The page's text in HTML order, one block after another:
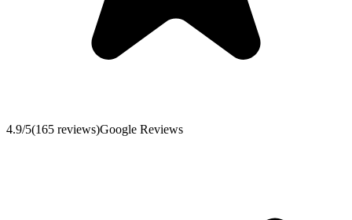
4.9/5(165 reviews)Google Reviews